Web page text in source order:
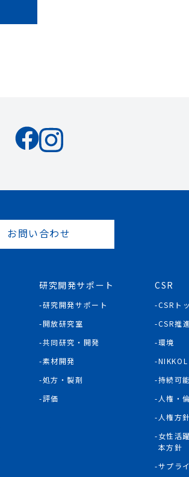
お問い合わせ
研究開発サポート
研究開発サポート
開放研究室
共同研究・開発
素材開発
処方・製剤
評価
CSR
CSRト
CSR推
環境
持続可
人権・
人権方針
女性活
本方針
サプラ